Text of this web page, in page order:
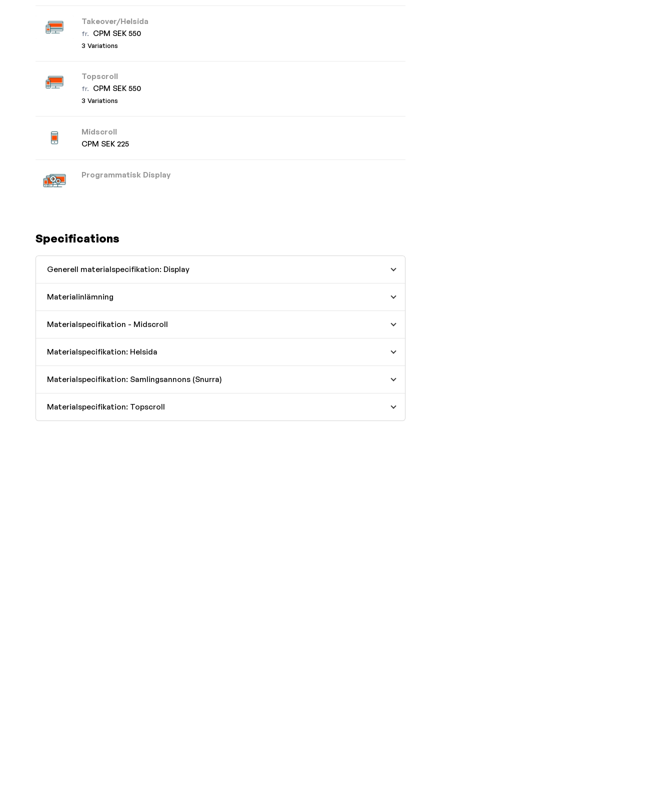
Takeover/Helsida
fr. CPM SEK 550
3 Variations
Topscroll
fr. CPM SEK 550
3 Variations
Midscroll
CPM SEK 225
Programmatisk Display
Specifications
Generell materialspecifikation: Display
Materialinlämning
Materialspecifikation - Midscroll
Materialspecifikation: Helsida
Materialspecifikation: Samlingsannons (Snurra)
Materialspecifikation: Topscroll